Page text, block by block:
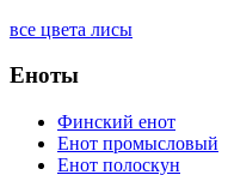
все цвета лисы
Еноты
Финский енот
Енот промысловый
Енот полоскун